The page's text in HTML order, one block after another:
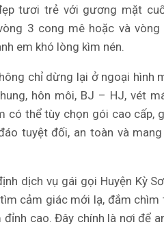
tươi trẻ với gương mặt
3 cong mê hoặc và
em khó lòng kìm nén.
chỉ dừng lại ở ngoại hình
hôn môi, BJ – HJ, vét
có thể tùy chọn gói cao cấp,
tuyệt đối, an toàn và
dịch vụ gái gọi Huyện Kỳ
cảm giác mới lạ, đắm
cao. Đây chính là nơi để